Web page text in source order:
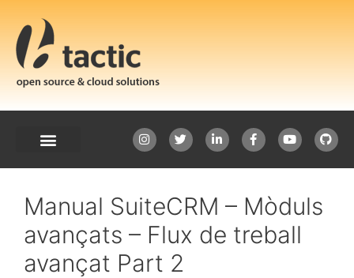
Manual SuiteCRM – Mòduls
avançats – Flux de treball
avançat Part 2